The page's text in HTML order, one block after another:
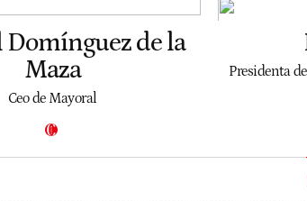
de la
Maza
Ceo de Mayoral
Presidenta